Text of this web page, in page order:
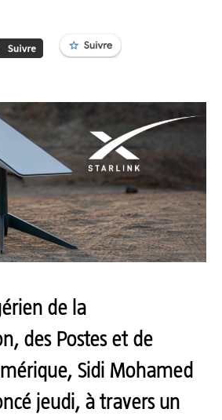
de la
des Postes et de
Sidi Mohamed
jeudi, à travers un